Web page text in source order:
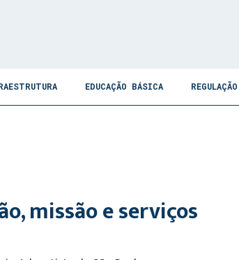
EDUCAÇÃO BÁSICA REGULAÇÃO
missão e serviços